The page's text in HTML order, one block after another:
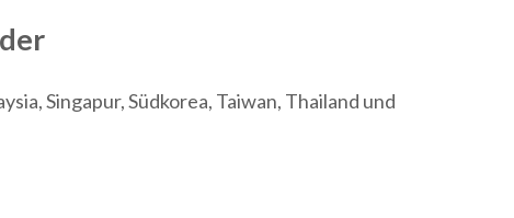
Singapur, Südkorea, Taiwan, Thailand und